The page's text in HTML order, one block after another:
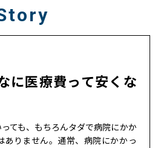
に医療費って安くな
っても、もちろんタダで病院にかか
ありません。通常、病院にかかっ